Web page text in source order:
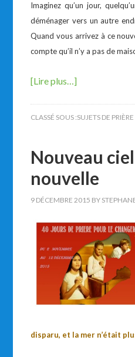
Imaginez qu’un jour,
déménager vers un autre
Quand vous arrivez à ce
compte qu’il n’y a pas de
[Lire plus…]
CLASSÉ SOUS :SUJETS DE
Nouveau
nouvelle
9 DÉCEMBRE 2015 BY
disparu, et la mer n’était